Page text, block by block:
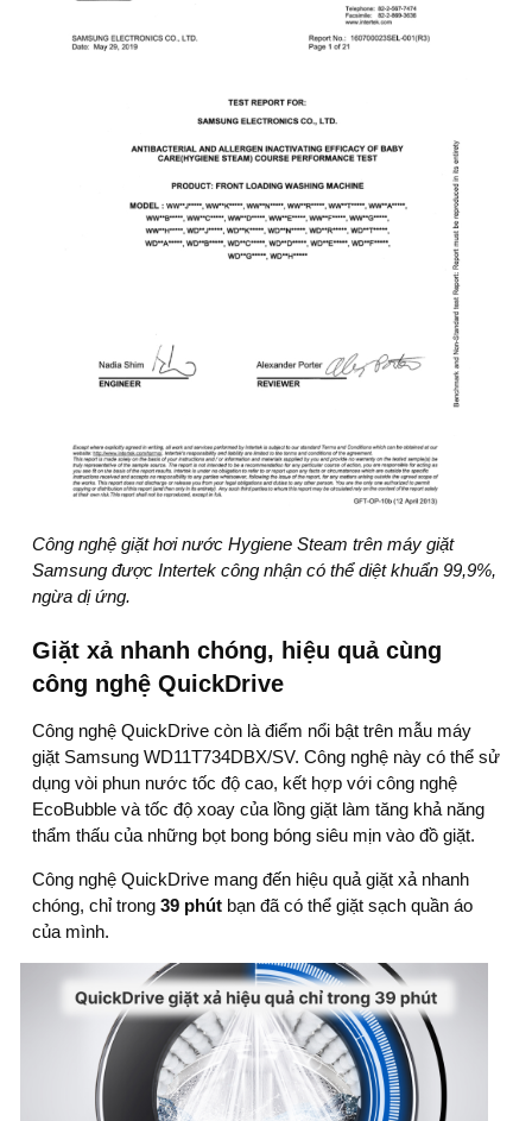
Công nghệ giặt hơi nước Hygiene Steam trên máy giặt
Samsung được Intertek công nhận có thể diệt khuẩn 99,9%,
ngừa dị ứng.
Giặt xả nhanh chóng, hiệu quả cùng
công nghệ QuickDrive
Công nghệ QuickDrive còn là điểm nổi bật trên mẫu máy
giặt Samsung WD11T734DBX/SV. Công nghệ này có thể sử
dụng vòi phun nước tốc độ cao, kết hợp với công nghệ
EcoBubble và tốc độ xoay của lồng giặt làm tăng khả năng
thẩm thấu của những bọt bong bóng siêu mịn vào đồ giặt.
Công nghệ QuickDrive mang đến hiệu quả giặt xả nhanh
chóng, chỉ trong 39 phút bạn đã có thể giặt sạch quần áo
của mình.